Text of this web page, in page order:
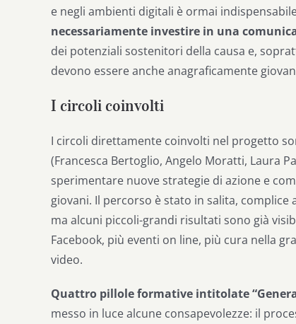
e negli ambienti digitali è ormai
necessariamente investire in una
dei potenziali sostenitori della causa e,
devono essere anche anagraficamente
I circoli coinvolti
I circoli direttamente coinvolti nel progetto
(Francesca Bertoglio, Angelo Moratti, Laura
sperimentare nuove strategie di azione e
giovani. Il percorso è stato in salita,
ma alcuni piccoli-grandi risultati sono già
Facebook, più eventi on line, più cura nella
video.
Quattro pillole formative intitolate
messo in luce alcune consapevolezze: il